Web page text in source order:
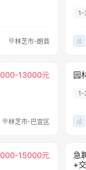
林芝市-朗县
1-
13000元
林芝市-巴宜区
园
1-
15000元
急
+